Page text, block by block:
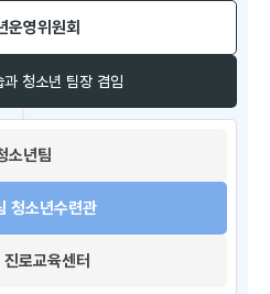
과 청소년 팀장 겸임
운영위원회​
소년팀​
청소년수련관
로교육센터